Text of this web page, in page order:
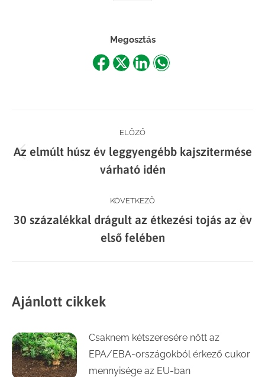
Megosztás
ShareShareShareShare
navigation
ELŐZŐ
Previous
post:
Az elmúlt húsz év leggyengébb kajszitermése
várható idén
KÖVETKEZŐ
Next
post:
30 százalékkal drágult az étkezési tojás az év
első felében
Ajánlott cikkek
Csaknem kétszeresére nőtt az
EPA/EBA-országokból érkező cukor
mennyisége az EU-ban